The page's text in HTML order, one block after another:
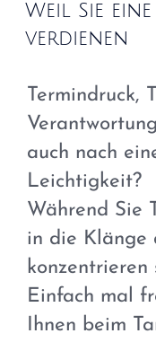
Weil Sie
verdienen
Termindruck,
auch nach
Leichtigkeit?
Während Sie
in die Klänge
konzentrieren
Einfach mal
Ihnen beim